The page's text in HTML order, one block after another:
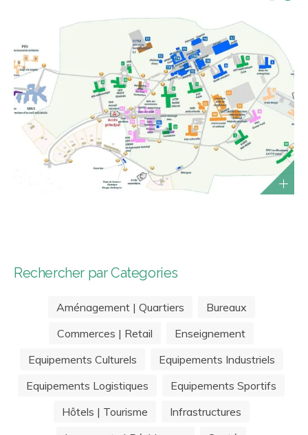
Rechercher par Categories
Aménagement | Quartiers
Bureaux
Commerces | Retail
Enseignement
Equipements Culturels
Equipements Industriels
Equipements Logistiques
Equipements Sportifs
Hôtels | Tourisme
Infrastructures